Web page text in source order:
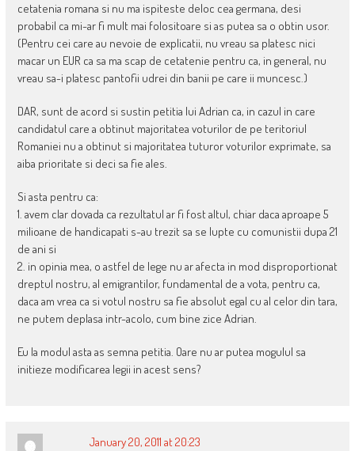
cetatenia romana si nu ma ispiteste deloc cea germana, desi
probabil ca mi-ar fi mult mai folositoare si as putea sa o obtin usor.
(Pentru cei care au nevoie de explicatii, nu vreau sa platesc nici
macar un EUR ca sa ma scap de cetatenie pentru ca, in general, nu
vreau sa-i platesc pantofii udrei din banii pe care ii muncesc.)
DAR, sunt de acord si sustin petitia lui Adrian ca, in cazul in care
candidatul care a obtinut majoritatea voturilor de pe teritoriul
Romaniei nu a obtinut si majoritatea tuturor voturilor exprimate, sa
aiba prioritate si deci sa fie ales.
Si asta pentru ca:
1. avem clar dovada ca rezultatul ar fi fost altul, chiar daca aproape 5
milioane de handicapati s-au trezit sa se lupte cu comunistii dupa 21
de ani si
2. in opinia mea, o astfel de lege nu ar afecta in mod disproportionat
dreptul nostru, al emigrantilor, fundamental de a vota, pentru ca,
daca am vrea ca si votul nostru sa fie absolut egal cu al celor din tara,
ne putem deplasa intr-acolo, cum bine zice Adrian.
Eu la modul asta as semna petitia. Oare nu ar putea mogulul sa
initieze modificarea legii in acest sens?
January 20, 2011 at 20:23